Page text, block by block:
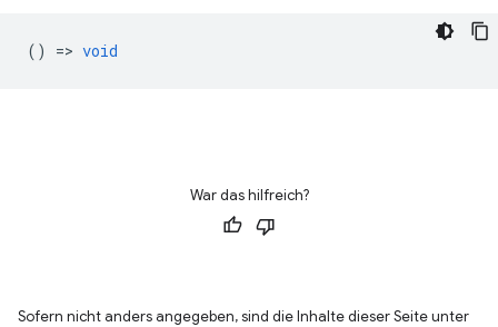
() => void
War das hilfreich?
Sofern nicht anders angegeben, sind die Inhalte dieser Seite unter